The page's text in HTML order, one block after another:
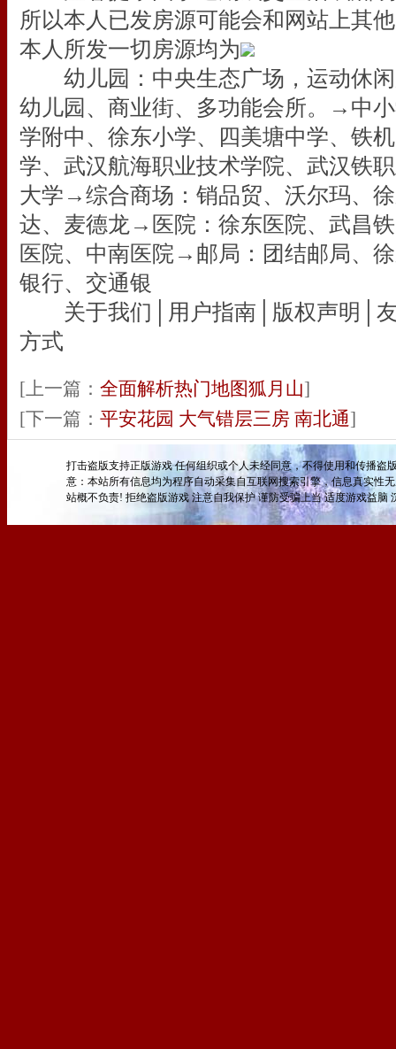
所以本人已发房源可能会和网站上其
本人所发一切房源均为
幼儿园：中央生态广场，运动休闲
幼儿园、商业街、多功能会所。→中
学附中、徐东小学、四美塘中学、铁
学、武汉航海职业技术学院、武汉铁
大学→综合商场：销品贸、沃尔玛、
达、麦德龙→医院：徐东医院、武昌
医院、中南医院→邮局：团结邮局、
银行、交通银
关于我们│用户指南│版权声明│友
方式
[上一篇： 全面解析热门地图狐月山]
[下一篇： 平安花园 大气错层三房 南北通]
打击盗版支持正版游戏 任何组织或个人未经同意，不得使用和传播盗
意：本站所有信息均为程序自动采集自互联网搜索引擎，信息真实性
站概不负责! 拒绝盗版游戏 注意自我保护 谨防受骗上当 适度游戏益脑